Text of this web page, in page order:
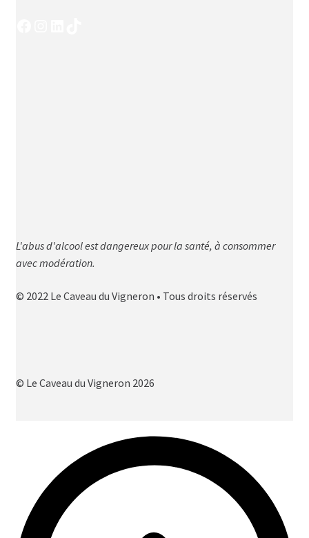
L'abus d'alcool est dangereux pour la santé, à consommer
avec modération.
© 2022 Le Caveau du Vigneron • Tous droits réservés
© Le Caveau du Vigneron 2026